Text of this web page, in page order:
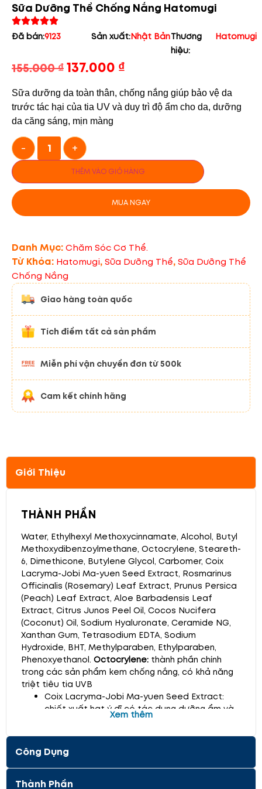
Sữa Dưỡng Thể Chống Nắng Hatomugi
Đã bán:9123 Sản xuất:Nhật BảnThương
hiệu:
Hatomugi
155.000₫137.000 ₫
Sữa dưỡng da toàn thân, chống nắng giúp bảo vệ da
trước tác hại của tia UV và duy trì độ ẩm cho da, dưỡng
da căng sáng, mịn màng
- +
THÊM VÀO GIỎ HÀNG
MUA NGAY
Danh Mục:Chăm Sóc Cơ Thể.
Từ Khóa: Hatomugi,Sữa Dưỡng Thể,Sữa Dưỡng Thể
Chống Nắng
Giao hàng toàn quốc
Tích điểm tất cả sản phẩm
Miễn phí vận chuyển đơn từ 500k
Cam kết chính hãng
Giới Thiệu
THÀNH PHẦN
Water, Ethylhexyl Methoxycinnamate, Alcohol, Butyl
Methoxydibenzoylmethane, Octocrylene, Steareth-
6, Dimethicone, Butylene Glycol, Carbomer, Coix
Lacryma-Jobi Ma-yuen Seed Extract, Rosmarinus
Officinalis (Rosemary) Leaf Extract, Prunus Persica
(Peach) Leaf Extract, Aloe Barbadensis Leaf
Extract, Citrus Junos Peel Oil, Cocos Nucifera
(Coconut) Oil, Sodium Hyaluronate, Ceramide NG,
Xanthan Gum, Tetrasodium EDTA, Sodium
Hydroxide, BHT, Methylparaben, Ethylparaben,
Phenoxyethanol. Octocrylene: thành phần chính
trong các sản phẩm kem chống nắng, có khả năng
triệt tiêu tia UVB
Coix Lacryma-Jobi Ma-yuen Seed Extract:
chiết xuất hạt ý dĩ có tác dụng dưỡng ẩm và
dưỡng trắng da.
Rosmarinus Officinalis (Rosemary) Leaf
Extract: chiết xuất hương thảo có tác dụng
kháng khuẩn, chống oxy hóa, làm dịu da.
Prunus Persica (Peach) Leaf Extract: chiết
xuất lá đào giúp bổ sung độ ẩm cần thiết cho
Xem thêm
Công Dụng
Thành Phần